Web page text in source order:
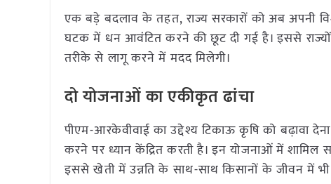
एक बड़े बदलाव के तहत, राज्य सरकारों को अब
घटक में धन आवंटित करने की छूट दी गई है। इससे
तरीके से लागू करने में मदद मिलेगी।
दो योजनाओं का एकीकृत ढांचा
पीएम-आरकेवीवाई का उद्देश्य टिकाऊ कृषि को बढ़ावा
करने पर ध्यान केंद्रित करती है। इन योजनाओं में
इससे खेती में उन्नति के साथ-साथ किसानों के जीवन में भी